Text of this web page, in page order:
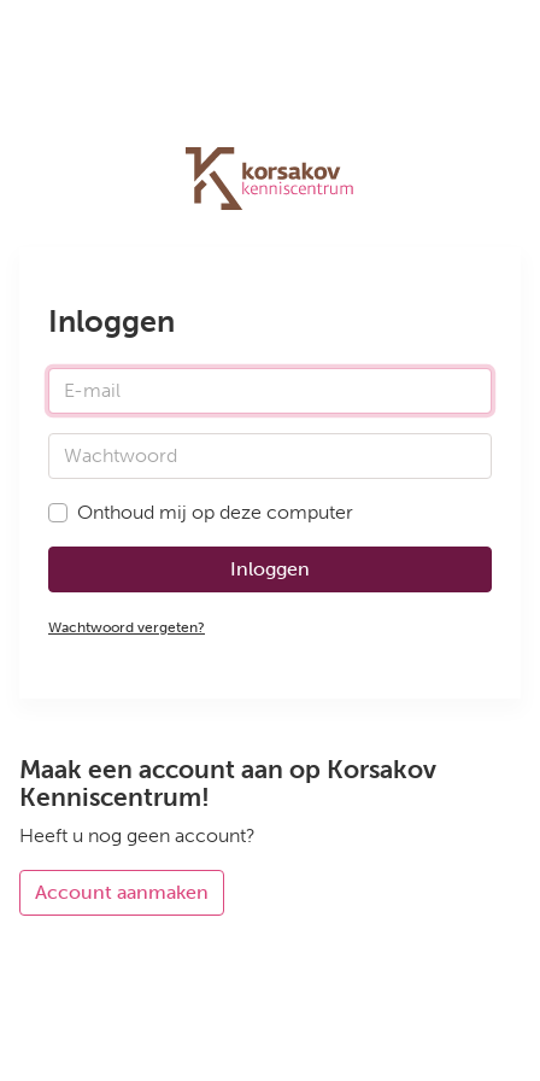
Inloggen
E-mail
Wachtwoord
Onthoud mij op deze computer
Inloggen
Wachtwoord vergeten?
Maak een account aan op Korsakov
Kenniscentrum!
Heeft u nog geen account?
Account aanmaken